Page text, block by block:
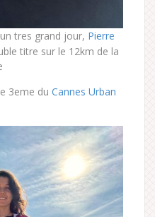
tres grand jour, Pierre
titre sur le 12km de la
3eme du Cannes Urban